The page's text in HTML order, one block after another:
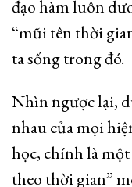
đạo hàm luôn
“mũi tên thời
ta sống trong đó.
Nhìn ngược lại,
nhau của mọi
học, chính là
theo thời gian”